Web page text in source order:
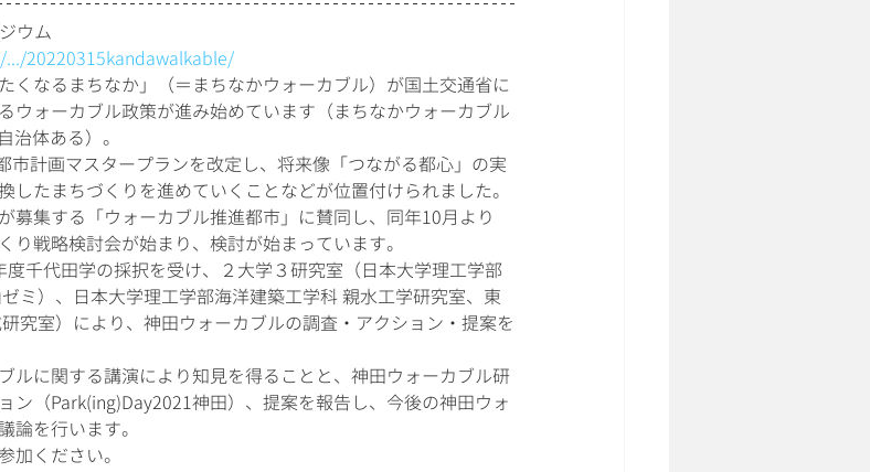
ウム
20220315kandawalkable/
くなるまちなか」（＝まちなかウォーカブル）が国土交通省に
ウォーカブル政策が進み始めています（まちなかウォーカブル
体ある）。
市計画マスタープランを改定し、将来像「つながる都心」の実
したまちづくりを進めていくことなどが位置付けられました。
募集する「ウォーカブル推進都市」に賛同し、同年10月より
り戦略検討会が始まり、検討が始まっています。
千代田学の採択を受け、２大学３研究室（日本大学理工学部
ミ）、日本大学理工学部海洋建築工学科 親水工学研究室、東
究室）により、神田ウォーカブルの調査・アクション・提案を
ルに関する講演により知見を得ることと、神田ウォーカブル研
ン（Park(ing)Day2021神田）、提案を報告し、今後の神田ウォ
論を行います。
加ください。